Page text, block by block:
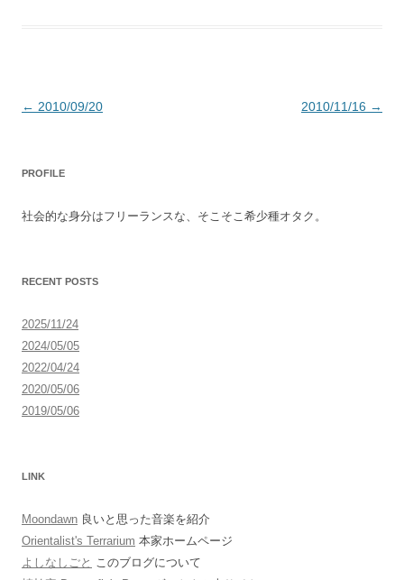
投
ゲ
ョ
← 2010/09/20 2010/11/16 →
PROFILE
社会的な身分はフリーランスな、そこそこ希少種オタク。
RECENT POSTS
2025/11/24
2024/05/05
2022/04/24
2020/05/06
2019/05/06
LINK
Moondawn 良いと思った音楽を紹介
Orientalist's Terrarium 本家ホームページ
よしなしごと このブログについて